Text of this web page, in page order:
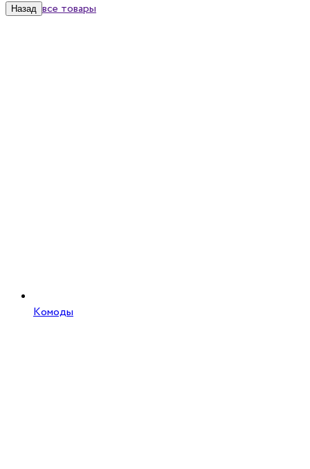
Назад все товары
Комоды